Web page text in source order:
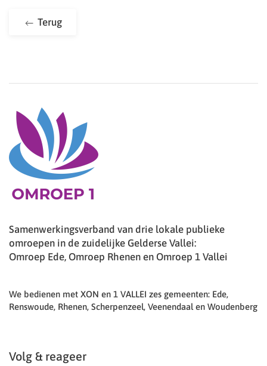
Terug
Samenwerkingsverband van drie lokale publieke
omroepen in de zuidelijke Gelderse Vallei:
Omroep Ede, Omroep Rhenen en Omroep 1 Vallei
We bedienen met XON en 1 VALLEI zes gemeenten: Ede,
Renswoude, Rhenen, Scherpenzeel, Veenendaal en Woudenberg
Volg & reageer